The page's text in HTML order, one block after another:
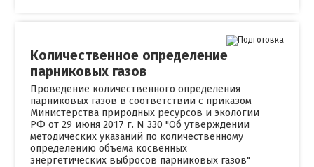
Количественное определение
парниковых газов
Проведение количественного определения
парниковых газов в соответствии с приказом
Министерства природных ресурсов и экологии
РФ от 29 июня 2017 г. N 330 "Об утверждении
методических указаний по количественному
определению объема косвенных
энергетических выбросов парниковых газов"